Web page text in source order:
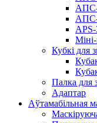
Кубкі для
Палка для
Адаптар
Аўтамабільная